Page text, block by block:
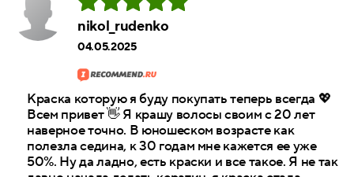
nikol_rudenko
04.05.2025
Краска которую я буду покупать теперь всегда 💖
Всем привет 👋 Я крашу волосы своим с 20 лет
наверное точно. В юношеском возрасте как
полезла седина, к 30 годам мне кажется ее уже
50%. Ну да ладно, есть краски и все такое. Я не так